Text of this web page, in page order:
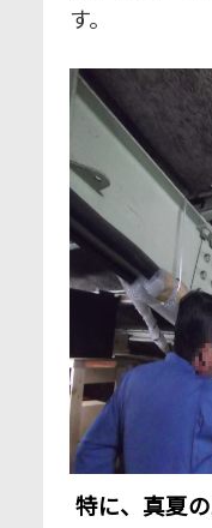
す。
特に、真夏